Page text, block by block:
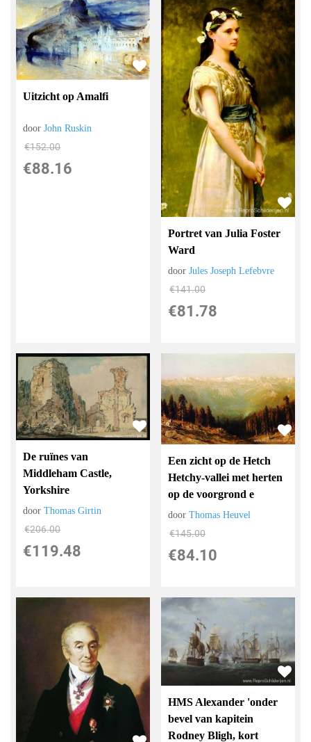
Uitzicht op Amalfi
doorJohn Ruskin
€152.00
€88.16
Portret van Julia Foster
Ward
doorJules Joseph Lefebvre
€141.00
€81.78
De ruïnes van
Middleham Castle,
Yorkshire
doorThomas Girtin
€206.00
€119.48
Een zicht op de Hetch
Hetchy-vallei met herten
op de voorgrond e
doorThomas Heuvel
€145.00
€84.10
HMS Alexander 'onder
bevel van kapitein
Rodney Bligh, kort